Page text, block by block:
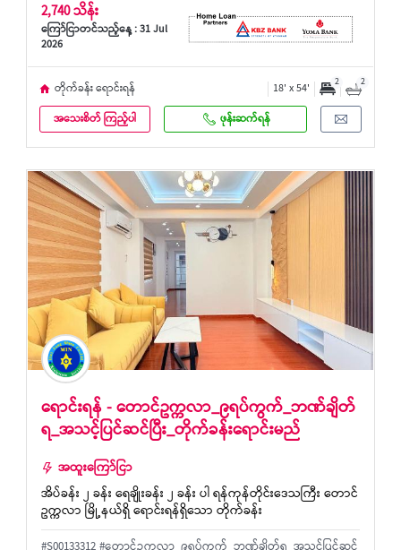
2,740 သိန်း
ကြော်ငြာတင်သည့်နေ့ : 31 Jul
2026
တိုက်ခန်း ရောင်းရန် 18' x 54' 2 2
အသေးစိတ် ကြည့်ပါ ဖုန်းဆက်ရန်
ရောင်းရန် - တောင်ဥက္ကလာ_၉ရပ်ကွက်_ဘဏ်ချိတ်
ရ_အသင့်ပြင်ဆင်ပြီး_တိုက်ခန်းရောင်းမည်
အထူးကြော်ငြာ
အိပ်ခန်း ၂ ခန်း ရေချိုးခန်း ၂ ခန်း ပါ ရန်ကုန်တိုင်းဒေသကြီး တောင်
ဥက္ကလာ မြို့နယ်ရှိ ရောင်းရန်ရှိသော တိုက်ခန်း